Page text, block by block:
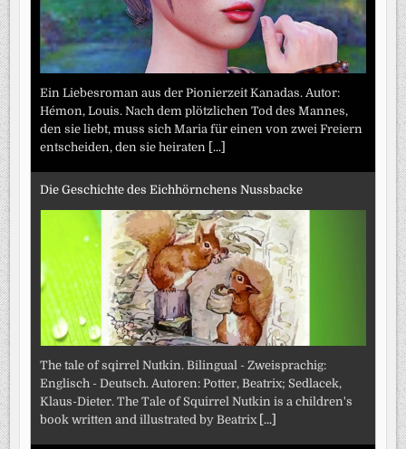
Ein Liebesroman aus der Pionierzeit Kanadas. Autor:
Hémon, Louis. Nach dem plötzlichen Tod des Mannes,
den sie liebt, muss sich Maria für einen von zwei Freiern
entscheiden, den sie heiraten [...]
Die Geschichte des Eichhörnchens Nussbacke
The tale of sqirrel Nutkin. Bilingual - Zweisprachig:
Englisch - Deutsch. Autoren: Potter, Beatrix; Sedlacek,
Klaus-Dieter. The Tale of Squirrel Nutkin is a children's
book written and illustrated by Beatrix [...]